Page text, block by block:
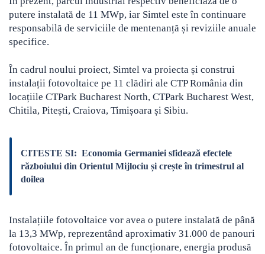
putere instalată de 11 MWp, iar Simtel este în continuare
responsabilă de serviciile de mentenanță și reviziile anuale
specifice.
În cadrul noului proiect, Simtel va proiecta și construi
instalații fotovoltaice pe 11 clădiri ale CTP România din
locațiile CTPark Bucharest North, CTPark Bucharest West,
Chitila, Pitești, Craiova, Timișoara și Sibiu.
CITESTE SI: Economia Germaniei sfidează efectele
războiului din Orientul Mijlociu și crește în trimestrul al
doilea
Instalațiile fotovoltaice vor avea o putere instalată de până
la 13,3 MWp, reprezentând aproximativ 31.000 de panouri
fotovoltaice. În primul an de funcționare, energia produsă